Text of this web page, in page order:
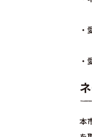
・
・
本